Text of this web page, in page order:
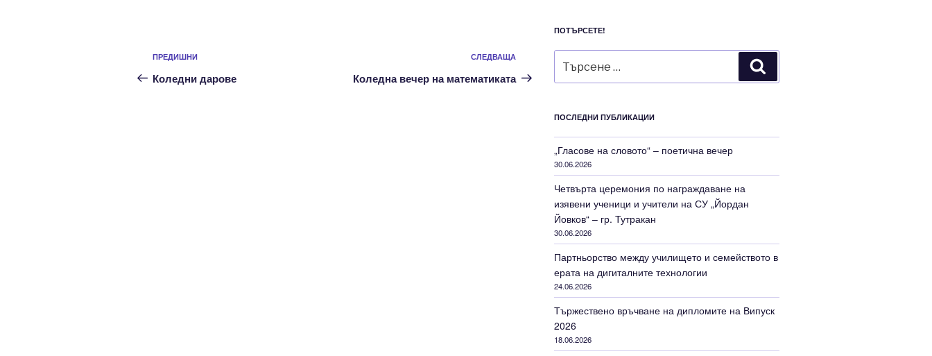
Навигация
Предишна
публикация
ПРЕДИШНИ
Коледни дарове
Следваща
публикация
СЛЕДВАЩА
Коледна вечер на математиката
ПОТЪРСЕТЕ!
за:
ПОСЛЕДНИ ПУБЛИКАЦИИ
„Гласове на словото“ – поетична вечер
30.06.2026
Четвърта церемония по награждаване на
изявени ученици и учители на СУ „Йордан
Йовков“ – гр. Тутракан
30.06.2026
Партньорство между училището и семейството в
ерата на дигиталните технологии
24.06.2026
Тържествено връчване на дипломите на Випуск
2026
18.06.2026